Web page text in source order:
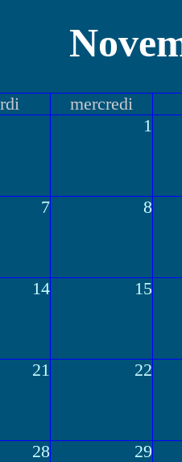
mercredi
1
7 8
14 15
21 22
28 29